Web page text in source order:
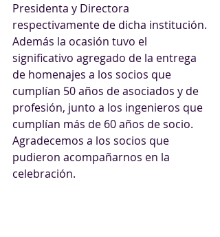
Presidenta y Directora
respectivamente de dicha institución.
Además la ocasión tuvo el
significativo agregado de la entrega
de homenajes a los socios que
cumplían 50 años de asociados y de
profesión, junto a los ingenieros que
cumplían más de 60 años de socio.
Agradecemos a los socios que
pudieron acompañarnos en la
celebración.